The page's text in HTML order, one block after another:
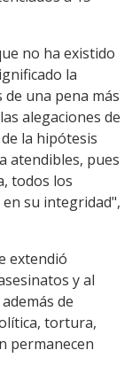
no ha existido
la
una pena más
alegaciones de
la hipótesis
atendibles, pues
todos los
su integridad",
extendió
y al
de
tortura,
permanecen